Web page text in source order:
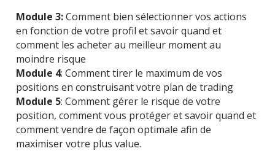
Module 3: Comment bien sélectionner vos actions
en fonction de votre profil et savoir quand et
comment les acheter au meilleur moment au
moindre risque
Module 4: Comment tirer le maximum de vos
positions en construisant votre plan de trading
Module 5: Comment gérer le risque de votre
position, comment vous protéger et savoir quand et
comment vendre de façon optimale afin de
maximiser votre plus value.